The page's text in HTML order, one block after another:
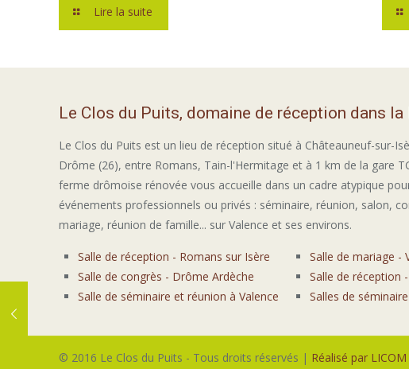
Lire la suite
Le Clos du Puits, domaine de réception dans la
Le Clos du Puits est un lieu de réception situé à Châteauneuf-sur-
Drôme (26), entre Romans, Tain-l'Hermitage et à 1 km de la gare
ferme drômoise rénovée vous accueille dans un cadre atypique
événements professionnels ou privés : séminaire, réunion, salon,
mariage, réunion de famille... sur Valence et ses environs.
Salle de réception - Romans sur Isère
Salle de congrès - Drôme Ardèche
Salle de séminaire et réunion à Valence
Salle de mariage -
Salle de réception
Salles de
© 2016 Le Clos du Puits - Tous droits réservés | Réalisé par